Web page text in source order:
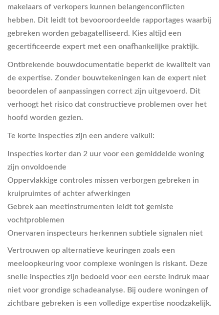
makelaars of verkopers kunnen belangenconflicten
hebben. Dit leidt tot bevooroordeelde rapportages waarbij
gebreken worden gebagatelliseerd. Kies altijd een
gecertificeerde expert met een onafhankelijke praktijk.
Ontbrekende bouwdocumentatie beperkt de kwaliteit van
de expertise. Zonder bouwtekeningen kan de expert niet
beoordelen of aanpassingen correct zijn uitgevoerd. Dit
verhoogt het risico dat constructieve problemen over het
hoofd worden gezien.
Te korte inspecties zijn een andere valkuil:
Inspecties korter dan 2 uur voor een gemiddelde woning
zijn onvoldoende
Oppervlakkige controles missen verborgen gebreken in
kruipruimtes of achter afwerkingen
Gebrek aan meetinstrumenten leidt tot gemiste
vochtproblemen
Onervaren inspecteurs herkennen subtiele signalen niet
Vertrouwen op alternatieve keuringen zoals een
meeloopkeuring voor complexe woningen is riskant. Deze
snelle inspecties zijn bedoeld voor een eerste indruk maar
niet voor grondige schadeanalyse. Bij oudere woningen of
zichtbare gebreken is een volledige expertise noodzakelijk.